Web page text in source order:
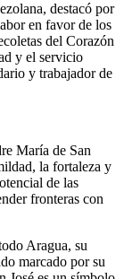
destacó por
en favor de los
del Corazón
y el servicio
y trabajador de
María de San
la fortaleza y
de las
fronteras con
Aragua, su
marcado por su